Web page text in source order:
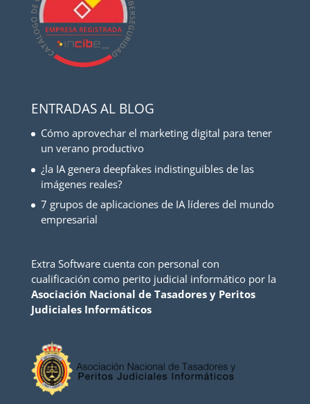
ENTRADAS AL BLOG
Cómo aprovechar el marketing digital para tener
un verano productivo
¿la IA genera deepfakes indistinguibles de las
imágenes reales?
7 grupos de aplicaciones de IA líderes del mundo
empresarial
Extra Software cuenta con personal con
cualificación como perito judicial informático por la
Asociación Nacional de Tasadores y Peritos
Judiciales Informáticos